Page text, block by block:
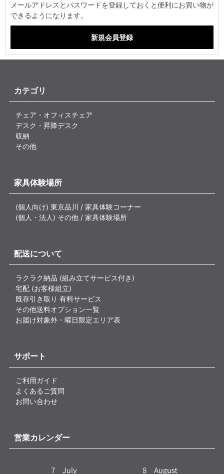
メールアドレスとパスワードを登録しておくと便利にお買い物が
できるようになります。
カテゴリ
チェア・オフィスチェア
デスク・昇降デスク
収納
その他
家具体験場所
(個人向け) 東京品川 / 家具体験コーナー
(個人・法人) その他 / 家具体験場所
配送について
ラクラク納品 (組み立てサービス付き)
宅配 (お客様組立)
既存引き取り 有料サービス
その他送料オプション一覧
お届け対象外・曜日限定エリア表
サポート
ご利用ガイド
よくあるご質問
お問い合わせ
営業カレンダー